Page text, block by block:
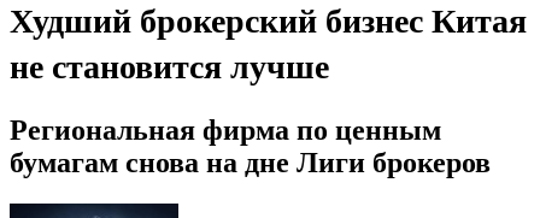
Худший брокерский бизнес Китая
не становится лучше
Региональная фирма по ценным
бумагам снова на дне Лиги брокеров